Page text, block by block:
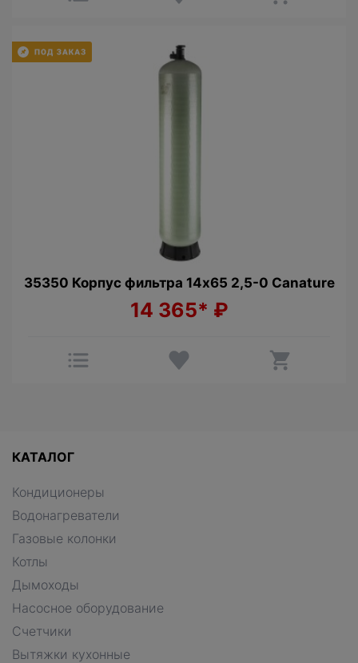
35350 Корпус фильтра 14х65 2,5-0 Canature
14 365* ₽
КАТАЛОГ
Кондиционеры
Водонагреватели
Газовые колонки
Котлы
Дымоходы
Насосное оборудование
Счетчики
Вытяжки кухонные